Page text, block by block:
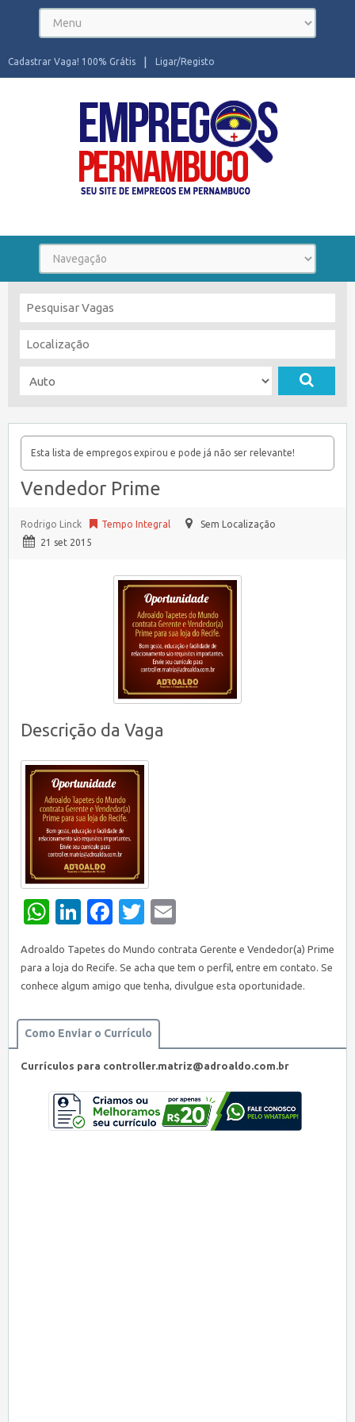
Ligar/Registo
Cadastrar Vaga! 100% Grátis
Esta lista de empregos expirou e pode já não ser relevante!
Vendedor Prime
Rodrigo Linck Tempo Integral
Sem Localização
21 set 2015
Descrição da Vaga
WhatsApp
LinkedIn
Facebook
Twitter
Adroaldo Tapetes do Mundo contrata Gerente e Vendedor(a) Prime
para a loja do Recife. Se acha que tem o perfil, entre em contato. Se
conhece algum amigo que tenha, divulgue esta oportunidade.
Como Enviar o Currículo
Currículos para controller.matriz@adroaldo.com.br